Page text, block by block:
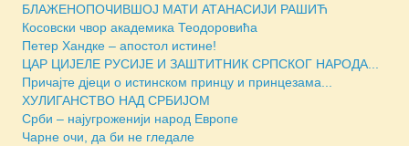
БЛАЖЕНОПОЧИВШОЈ МАТИ АТАНАСИЈИ РАШИЋ
Косовски чвор академика Теодоровића
Петер Хандке – апостол истине!
ЦАР ЦИЈЕЛЕ РУСИЈЕ И ЗАШТИТНИК СРПСКОГ НАРОДА...
Причајте дјеци о истинском принцу и принцезама...
ХУЛИГАНСТВО НАД СРБИЈОМ
Срби – најугроженији народ Европе
Чарне очи, да би не гледале